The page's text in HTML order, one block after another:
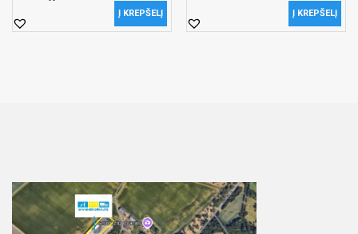
Į KREPŠELĮ Į KREPŠELĮ